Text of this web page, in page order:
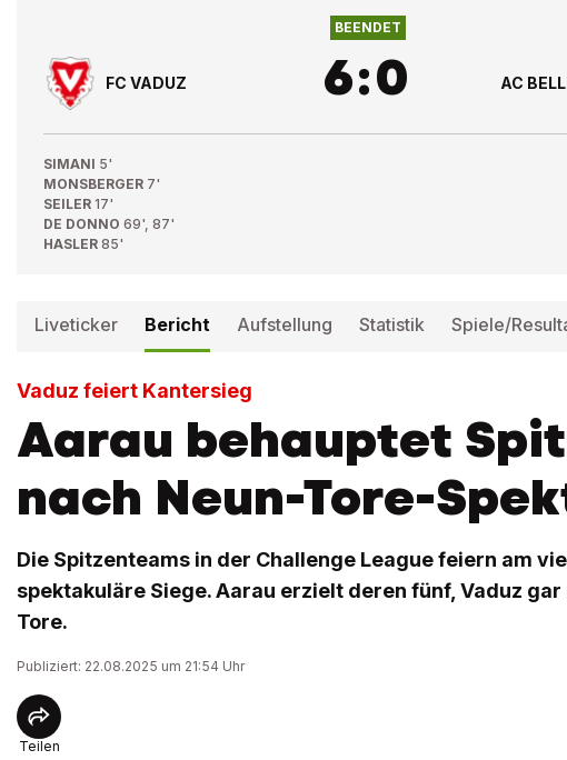
FC VADUZ
BEENDET
6:0 AC
SIMANI 5'
MONSBERGER 7'
SEILER 17'
DE DONNO 69', 87'
HASLER 85'
Liveticker Bericht Aufstellung Statistik Spiele/
Vaduz feiert Kantersieg
Aarau behauptet
nach Neun-Tore-
Die Spitzenteams in der Challenge League feiern am
spektakuläre Siege. Aarau erzielt deren fünf, Vaduz
Tore.
Publiziert: 22.08.2025 um 21:54 Uhr
Teilen